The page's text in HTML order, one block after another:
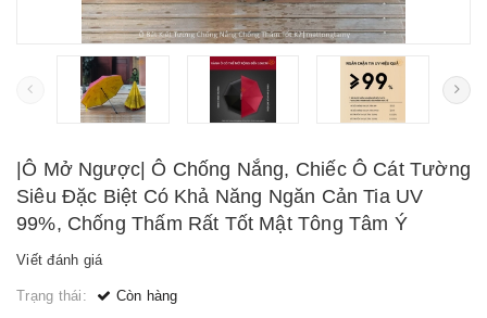
|Ô Mở Ngược| Ô Chống Nắng, Chiếc Ô Cát Tường
Siêu Đặc Biệt Có Khả Năng Ngăn Cản Tia UV
99%, Chống Thấm Rất Tốt Mật Tông Tâm Ý
Viết đánh giá
Trạng thái: Còn hàng